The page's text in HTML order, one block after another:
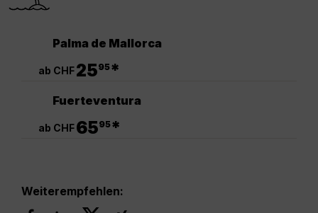
Palma de Mallorca
ab CHF2595*
Fuerteventura
ab CHF6595*
Weiterempfehlen: